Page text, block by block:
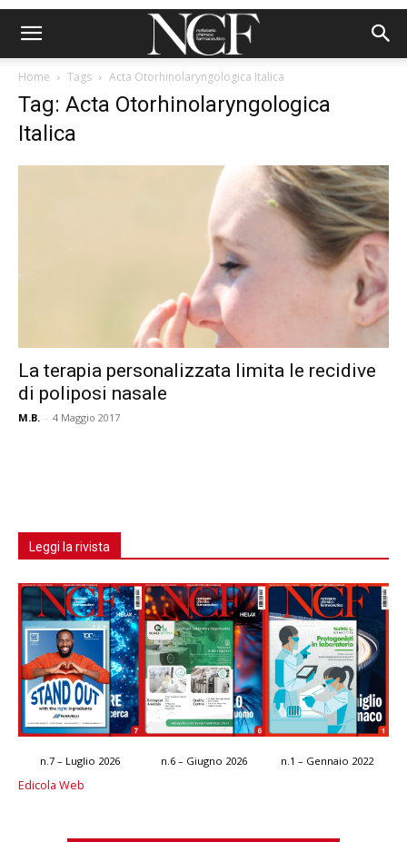
Home Tags Acta Otorhinolaryngologica Italica
Tag: Acta Otorhinolaryngologica
Italica
La terapia personalizzata limita le recidive
di poliposi nasale
M.B. - 4 Maggio 2017
Leggi la rivista
n.7 – Luglio 2026 n.6 – Giugno 2026 n.1 – Gennaio 2022
Edicola Web